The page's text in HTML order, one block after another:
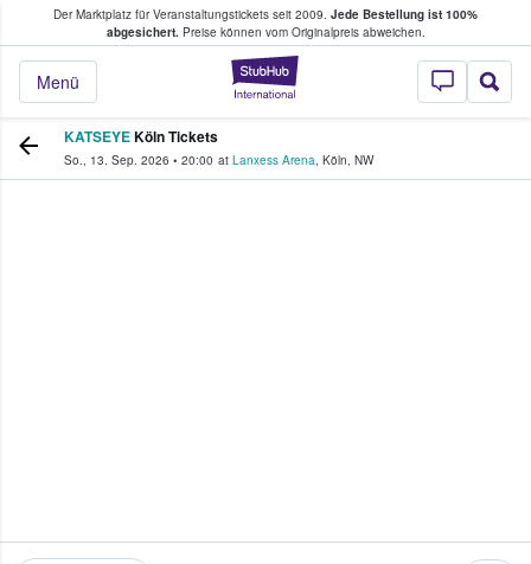
Der Marktplatz für Veranstaltungstickets seit 2009. Jede Bestellung ist 100%
abgesichert.Preise können vom Originalpreis abweichen.
StubHub - Wo
Menü
Tickets kaufen & verkaufen
KATSEYEKöln Tickets
So., 13. Sep. 2026 • 20:00 at Lanxess Arena, Köln, NW